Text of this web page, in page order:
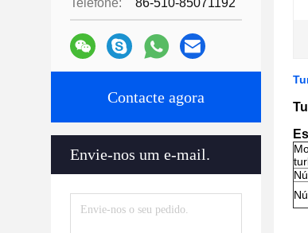
Telefone: 86-510-85071192
Contacte agora
Envie-nos um e-mail.